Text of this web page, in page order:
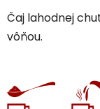
Čaj lahodnej
vôňou.